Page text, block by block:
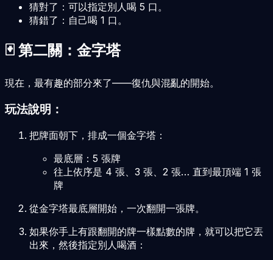
猜對了：可以指定別人喝 5 口。
猜錯了：自己喝 1 口。
🃏 第二關：金字塔
現在，最有趣的部分來了——復仇與混亂的開始。
玩法說明：
把牌面朝下，排成一個金字塔：
最底層：5 張牌
往上依序是 4 張、3 張、2 張… 直到最頂端 1 張
牌
從金字塔最底層開始，一次翻開一張牌。
如果你手上有跟翻開的牌一樣點數的牌，就可以把它丟
出來，然後指定別人喝酒：